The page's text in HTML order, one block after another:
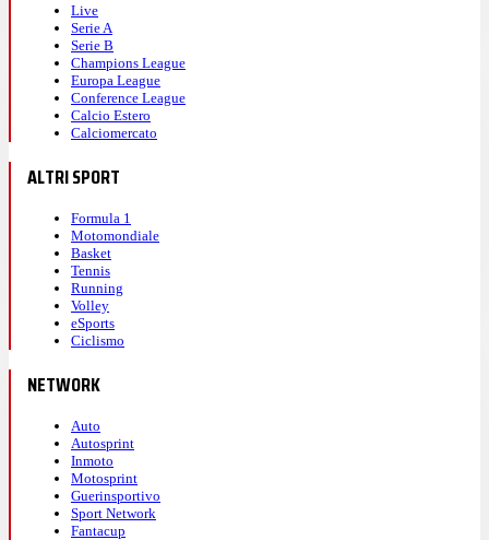
Live
Serie A
Serie B
Champions League
Europa League
Conference League
Calcio Estero
Calciomercato
ALTRI SPORT
Formula 1
Motomondiale
Basket
Tennis
Running
Volley
eSports
Ciclismo
NETWORK
Auto
Autosprint
Inmoto
Motosprint
Guerinsportivo
Sport Network
Fantacup